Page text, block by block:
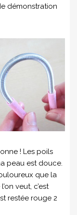
démonstration
! Les poils
peau est douce.
que la
veut, c’est
restée rouge 2